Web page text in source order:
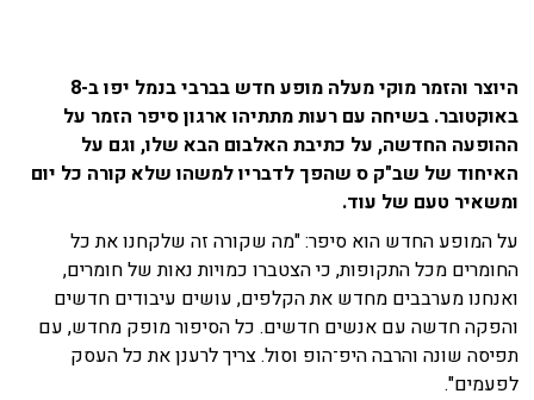
היוצר והזמר מוקי מעלה מופע חדש בברבי בנמל יפו ב-8
באוקטובר. בשיחה עם רעות מתתיהו ארגון סיפר הזמר על
ההופעה החדשה, על כתיבת האלבום הבא שלו, וגם על
האיחוד של שב"ק ס שהפך לדבריו למשהו שלא קורה כל יום
ומשאיר טעם של עוד.
על המופע החדש הוא סיפר: "מה שקורה זה שלקחנו את כל
החומרים מכל התקופות, כי הצטברו כמויות נאות של חומרים,
ואנחנו מערבבים מחדש את הקלפים, עושים עיבודים חדשים
והפקה חדשה עם אנשים חדשים. כל הסיפור מופק מחדש, עם
תפיסה שונה והרבה היפ־הופ וסול. צריך לרענן את כל העסק
לפעמים".